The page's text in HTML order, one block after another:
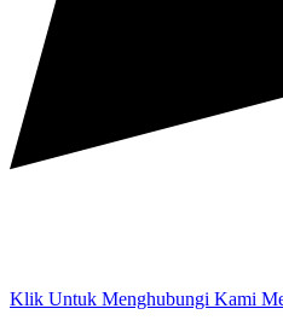
Klik Untuk Menghubungi Kami